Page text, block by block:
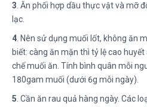
3. Ăn phối hợp dầu thực vật và mỡ
lạc.
4. Nên sử dụng muối Iốt, không ăn
biết: càng ăn mặn thì tỷ lệ cao
chế muối ăn. Tính bình quân mỗi
180gam muối (dưới 6g mỗi ngày).
5. Cần ăn rau quả hàng ngày. Các